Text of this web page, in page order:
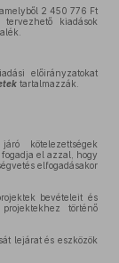
2 450 776 Ft
kiadások
előirányzatokat
tartalmazzák.
kötelezettségek
el azzal, hogy
elfogadásakor
bevételeit és
történő
lejárat és eszközök